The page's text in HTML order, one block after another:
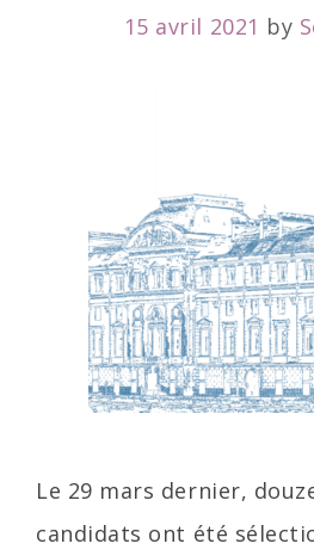
avocats
7
juin
2021
à
14h
15 avril 2021 by
Le 29 mars dernier,
candidats ont été